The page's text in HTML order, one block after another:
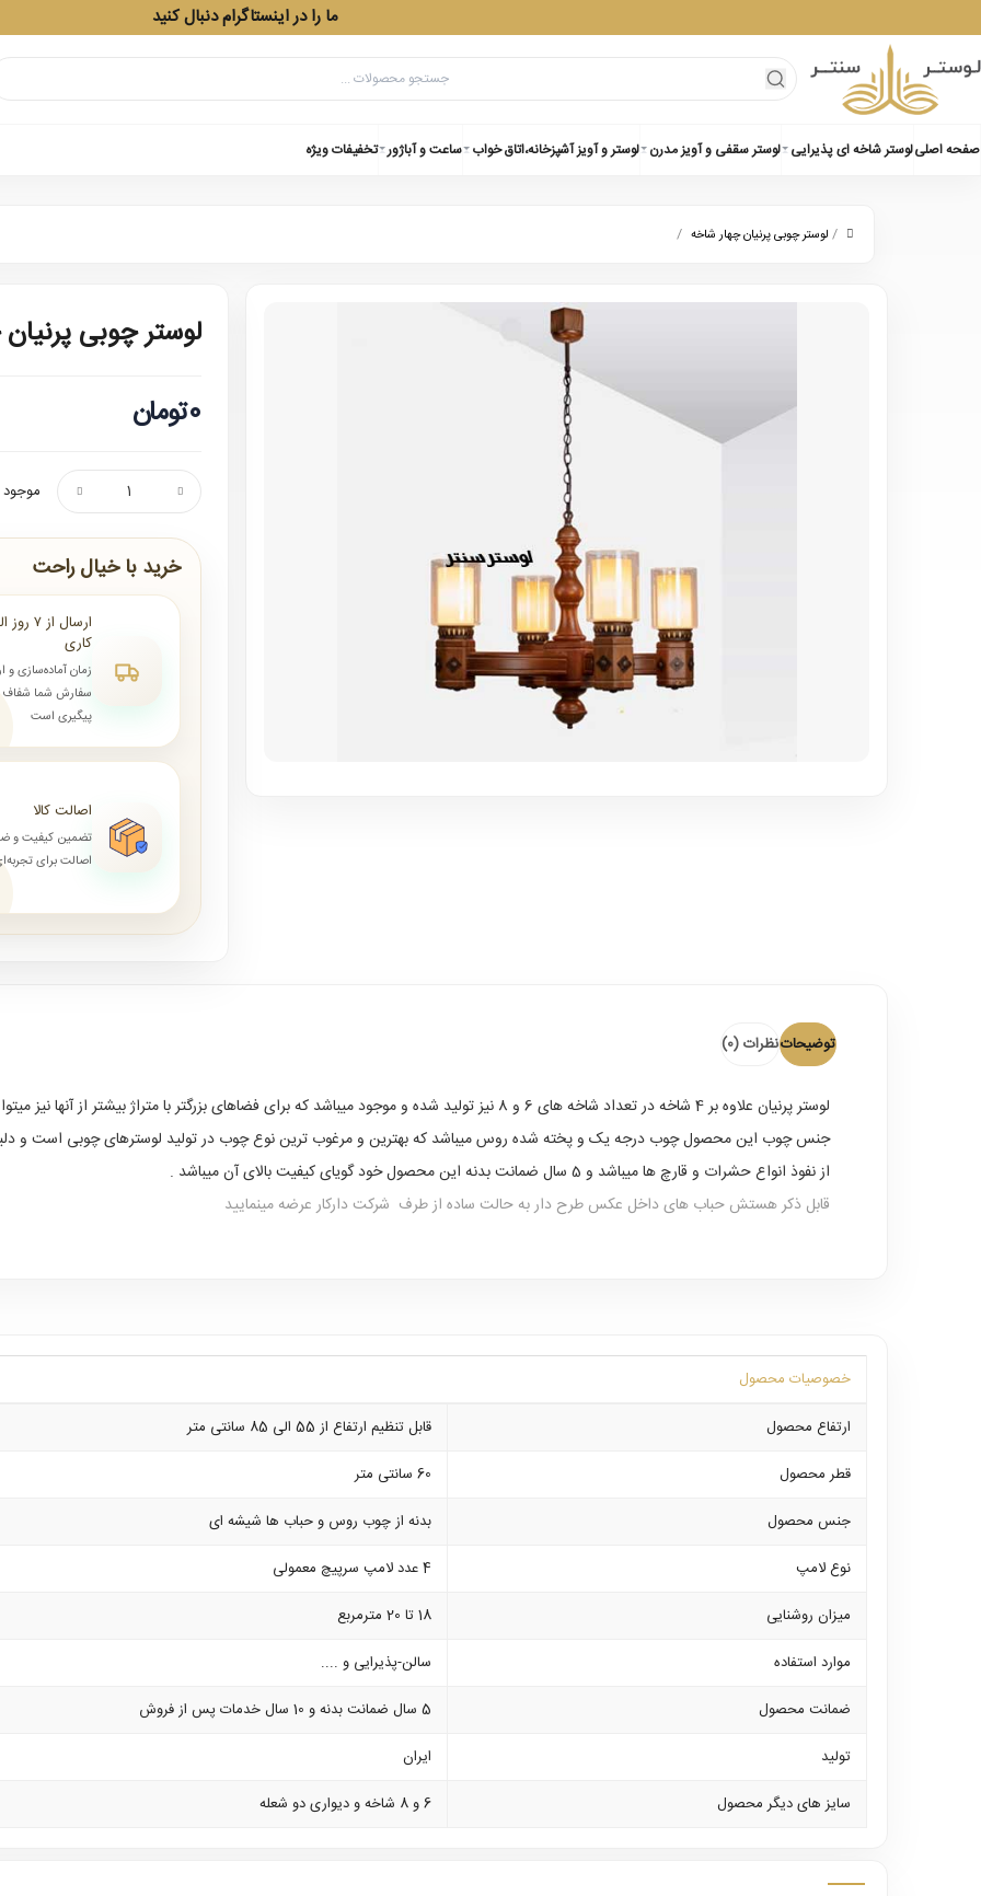
ما را در اینستاگرام دنبال کنید
صفحه اصلیلوستر شاخه ای پذیرایی لوستر سقفی و آویز مدرن لوستر و آویز آشپزخانه،اتاق خواب ساعت و آباژور تخفیفات ویژه
/ لوستر چوبی پرنیان چهار شاخه /
لوستر چوبی
0تومان
خرید با خیال راحت
کاری
زمان آماده‌سازی و
سفارش شما شفاف
پیگیری است
اصالت کالا
تضمین کیفیت و
اصالت برای
توضیحاتنظرات (0)
لوستر پرنیان علاوه بر 4 شاخه در تعداد شاخه های 6 و 8 نیز تولید شده و موجود میباشد که برای فضاهای بزرگتر با متراژ بیشتر از آنها نیز میتوان بهره برد و استفاده کرد.
جنس چوب این محصول چوب درجه یک و پخته شده روس میباشد که بهترین و مرغوب ترین نوع چوب در تولید لوسترهای چوبی است و
از نفوذ انواع حشرات و قارچ ها میباشد و 5 سال ضمانت بدنه این محصول خود گویای کیفیت بالای آن میباشد .
قابل ذکر هستش حباب های داخل عکس طرح دار به حالت ساده از طرف شرکت دارکار عرضه مینمایید
خصوصیات محصول
ارتفاع محصول
قابل تنظیم ارتفاع از 55 الی 85 سانتی متر
قطر محصول
60 سانتی متر
جنس محصول
بدنه از چوب روس و حباب ها شیشه ای
نوع لامپ
4 عدد لامپ سرپیچ معمولی
میزان روشنایی
18 تا 20 مترمربع
موارد استفاده
سالن-پذیرایی و ....
ضمانت محصول
5 سال ضمانت بدنه و 10 سال خدمات پس از فروش
تولید
ایران
سایز های دیگر محصول
6 و 8 شاخه و دیواری دو شعله